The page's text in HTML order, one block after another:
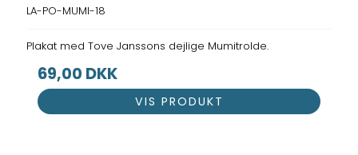
LA-PO-MUMI-18
Plakat med Tove Janssons dejlige Mumitrolde.
69,00 DKK
VIS PRODUKT